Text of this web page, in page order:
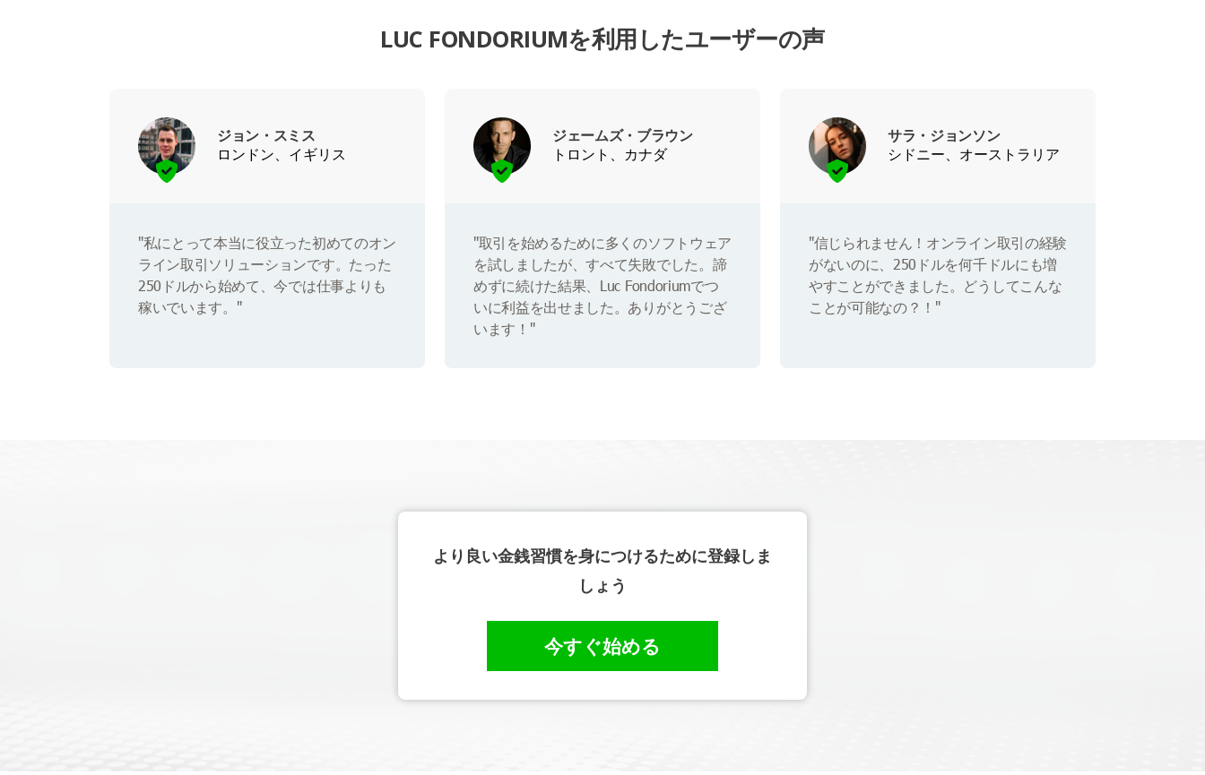
LUC FONDORIUMを利用したユーザーの声
ジョン・スミス
ロンドン、イギリス
"私にとって本当に役立った初めてのオン
ライン取引ソリューションです。たった
250ドルから始めて、今では仕事よりも
稼いでいます。"
ジェームズ・ブラウン
トロント、カナダ
"取引を始めるために多くのソフトウェア
を試しましたが、すべて失敗でした。諦
めずに続けた結果、Luc Fondoriumでつ
いに利益を出せました。ありがとうござ
います！"
サラ・ジョンソン
シドニー、オーストラリア
"信じられません！オンライン取引の経験
がないのに、250ドルを何千ドルにも増
やすことができました。どうしてこんな
ことが可能なの？！"
より良い金銭習慣を身につけるために登録しま
しょう
今すぐ始める